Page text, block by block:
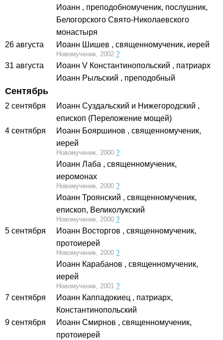
Иоанн , преподобномученик, послушник,
Белогорского Свято-Николаевского
монастыря
26 августа
Иоанн Шишев , священномученик, иерей
Новомученик, 2002 ?
31 августа Иоанн V Константинопольский , патриарх
Иоанн Рыльский , преподобный
Сентябрь
2 сентября Иоанн Суздальский и Нижегородский ,
епископ (Переложение мощей)
4 сентября
Иоанн Бояршинов , священномученик,
иерей
Новомученик, 2000 ?
Иоанн Лаба , священномученик,
иеромонах
Новомученик, 2000 ?
Иоанн Троянский , священномученик,
епископ, Великолукский
Новомученик, 2000 ?
5 сентября Иоанн Восторгов , священномученик,
протоиерей
Новомученик, 2000 ?
Иоанн Карабанов , священномученик,
иерей
Новомученик, 2001 ?
7 сентября Иоанн Каппадокиец , патриарх,
Константинопольский
9 сентября
Иоанн Смирнов , священномученик,
протоиерей